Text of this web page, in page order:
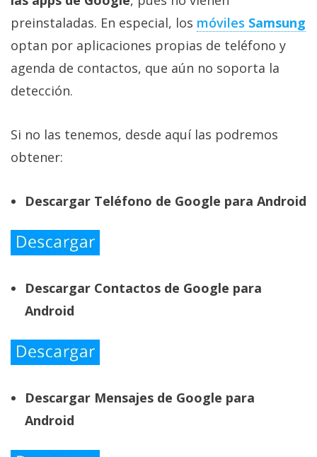
preinstaladas. En especial, los móviles Samsung
optan por aplicaciones propias de teléfono y
agenda de contactos, que aún no soporta la
detección.
Si no las tenemos, desde aquí las podremos
obtener:
Descargar Teléfono de Google para Android
Descargar Contactos de Google para
Android
Descargar Mensajes de Google para
Android